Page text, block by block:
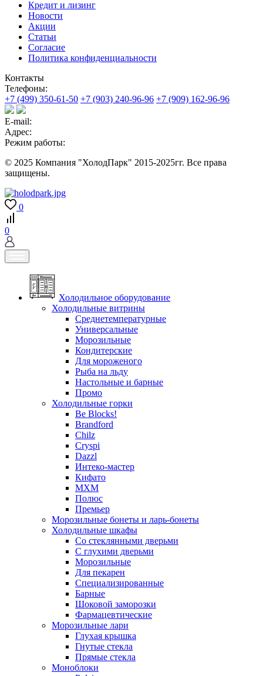
Кредит и лизинг
Новости
Акции
Статьи
Согласие
Политика конфиденциальности
Контакты
Телефоны:
+7 (499) 350-61-50 +7 (903) 240-96-96 +7 (909) 162-96-96
E-mail:
Адрес:
Режим работы:
© 2025 Компания "ХолодПарк" 2015-2025гг. Все права
защищены.
0
0
Холодильное оборудование
Холодильные витрины
Среднетемпературные
Универсальные
Морозильные
Кондитерские
Для мороженого
Рыба на льду
Настольные и барные
Промо
Холодильные горки
Be Blocks!
Brandford
Chilz
Cryspi
Dazzl
Интеко-мастер
Кифато
МХМ
Полюс
Премьер
Морозильные бонеты и ларь-бонеты
Холодильные шкафы
Со стеклянными дверьми
С глухими дверьми
Морозильные
Для пекарен
Специализированные
Барные
Шоковой заморозки
Фармацевтические
Морозильные лари
Глухая крышка
Гнутые стекла
Прямые стекла
Моноблоки